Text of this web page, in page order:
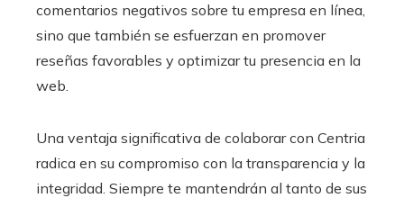
comentarios negativos sobre tu empresa en línea,
sino que también se esfuerzan en promover
reseñas favorables y optimizar tu presencia en la
web.
Una ventaja significativa de colaborar con Centria
radica en su compromiso con la transparencia y la
integridad. Siempre te mantendrán al tanto de sus